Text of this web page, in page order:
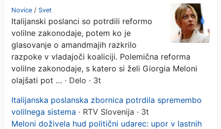
prvo oviro
Novice / Svet
Italijanski poslanci so potrdili reformo
volilne zakonodaje, potem ko je
glasovanje o amandmajih razkrilo
razpoke v vladajoči koaliciji. Polemična reforma
volilne zakonodaje, s katero si želi Giorgia Meloni
olajšati pot … · Delo · 3t
Italijanska poslanska zbornica potrdila spremembo
volilnega sistema · RTV Slovenija · 3t
Meloni doživela hud politični udarec: upor v lastnih